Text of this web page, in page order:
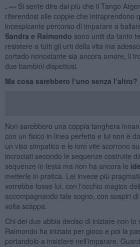
. — Si sente dire dai più che il Tango
riferendosi alle coppie che intraprendono
incespicante percorso di imparare a
Sandra e Raimondo sono uniti da tanto
resistere a tutti gli urti della vita ma
cortado nonostante sia ancora amore, li
due bambini dispettosi.
Ma cosa sarebbero l’uno senza l’altro?
Non sarebbero una coppia tanghera
con un fisico in linea perfetta e lui non è
un viso simpatico e le loro vite scorrono
incrociati secondo le sequenze costruite
sequenze in testa ma non ha ancora le
metterle in pratica. Lei invece più
vorrebbe fosse lui, con l’occhio magico
accompagnando tale sogno, con sospiri
volta scappa.
Chi dei due abbia deciso di iniziare non lo
Raimondo ha iniziato per gioco e poi la
portandolo a insistere nell’imparare.